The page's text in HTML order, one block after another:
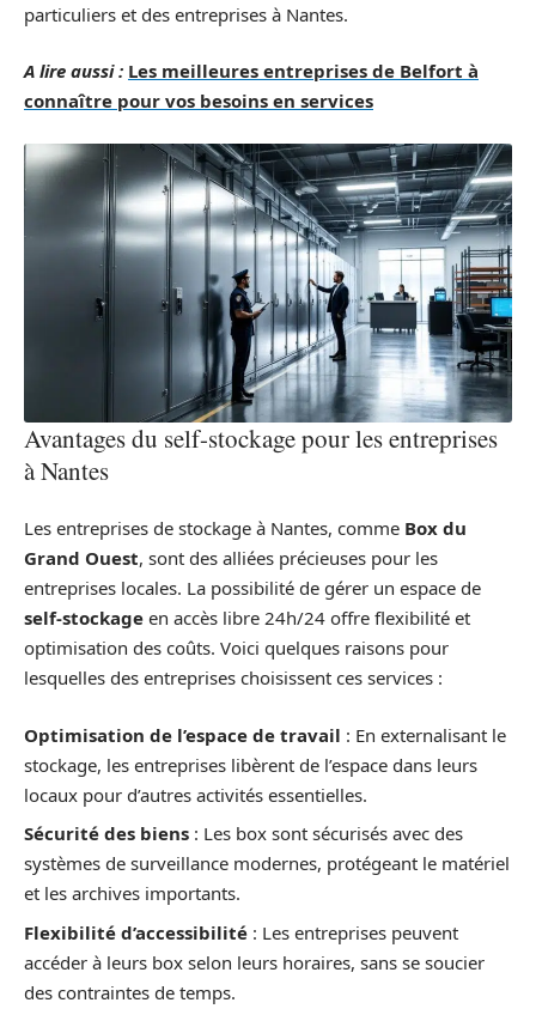
particuliers et des entreprises à Nantes.
A lire aussi : Les meilleures entreprises de Belfort à
connaître pour vos besoins en services
Avantages du self-stockage pour les entreprises
à Nantes
Les entreprises de stockage à Nantes, comme Box du
Grand Ouest, sont des alliées précieuses pour les
entreprises locales. La possibilité de gérer un espace de
self-stockage en accès libre 24h/24 offre flexibilité et
optimisation des coûts. Voici quelques raisons pour
lesquelles des entreprises choisissent ces services :
Optimisation de l’espace de travail : En externalisant le
stockage, les entreprises libèrent de l’espace dans leurs
locaux pour d’autres activités essentielles.
Sécurité des biens : Les box sont sécurisés avec des
systèmes de surveillance modernes, protégeant le matériel
et les archives importants.
Flexibilité d’accessibilité : Les entreprises peuvent
accéder à leurs box selon leurs horaires, sans se soucier
des contraintes de temps.